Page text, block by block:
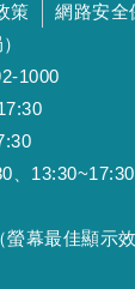
策 網路安全
1000
、13:30~17:30
幕最佳顯示效